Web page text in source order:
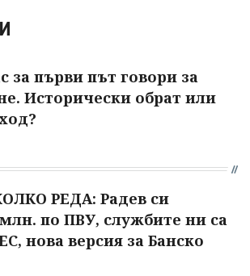
за първи път говори за
Исторически обрат или
РЕДА: Радев си
по ПВУ, службите ни са
нова версия за Банско